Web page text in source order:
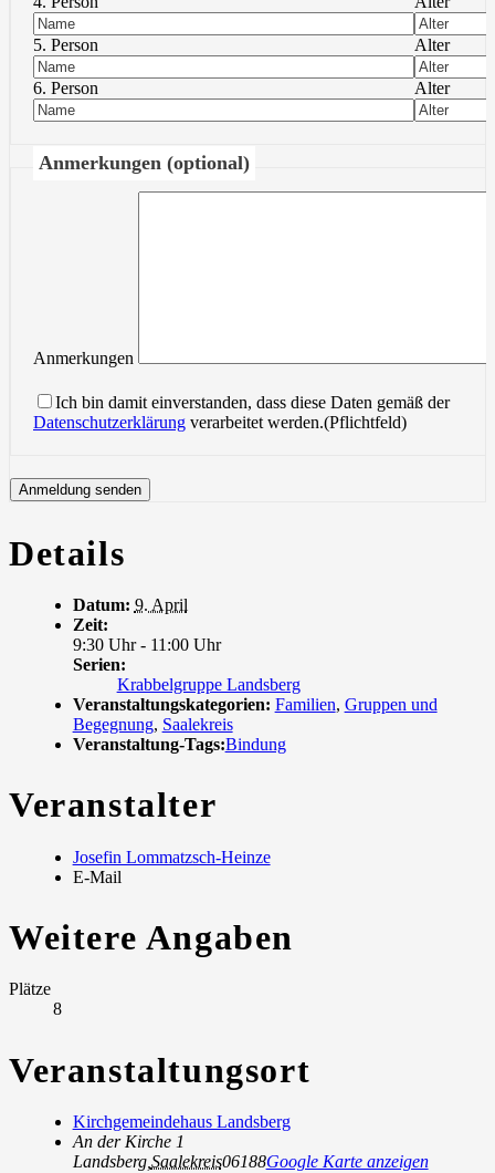
5. Person Alter
6. Person Alter
Anmerkungen (optional)
Anmerkungen
Ich bin damit einverstanden, dass diese Daten gemäß der
Datenschutzerklärung verarbeitet werden.(Pflichtfeld)
Details
Datum: 9. April
Zeit:
9:30 Uhr - 11:00 Uhr
Serien:
Krabbelgruppe Landsberg
Veranstaltungskategorien: Familien, Gruppen und
Begegnung, Saalekreis
Veranstaltung-Tags:Bindung
Veranstalter
Josefin Lommatzsch-Heinze
E-Mail
Weitere Angaben
Plätze
8
Veranstaltungsort
Kirchgemeindehaus Landsberg
An der Kirche 1
Landsberg, Saalekreis06188Google Karte anzeigen